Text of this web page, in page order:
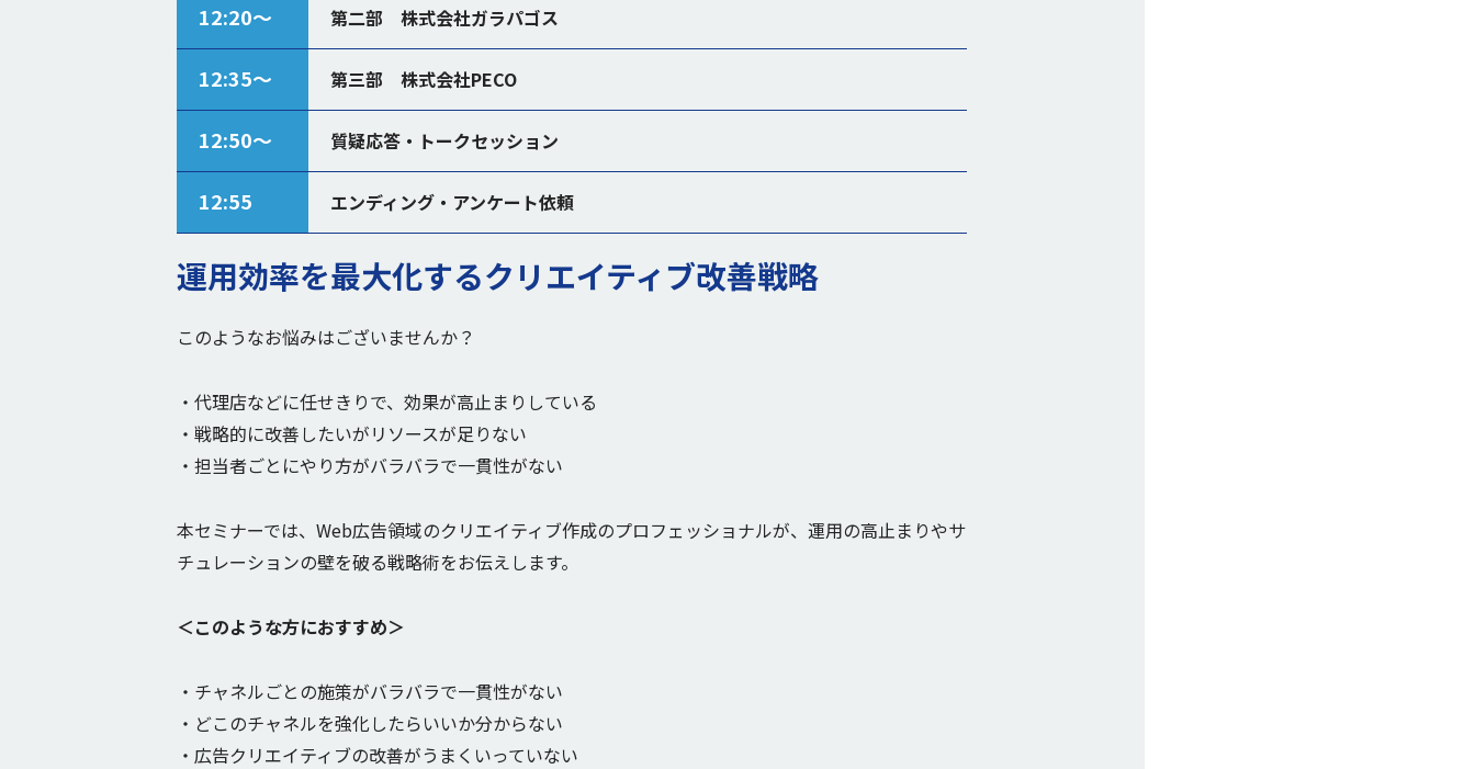
12:20〜 第二部 株式会社ガラパゴス
12:35〜 第三部 株式会社PECO
12:50〜 質疑応答・トークセッション
12:55 エンディング・アンケート依頼
運用効率を最大化するクリエイティブ改善戦略
このようなお悩みはございませんか？
・代理店などに任せきりで、効果が高止まりしている
・戦略的に改善したいがリソースが足りない
・担当者ごとにやり方がバラバラで一貫性がない
本セミナーでは、Web広告領域のクリエイティブ作成のプロフェッショナルが、運用の高止まりやサ
チュレーションの壁を破る戦略術をお伝えします。
＜このような方におすすめ＞
・チャネルごとの施策がバラバラで一貫性がない
・どこのチャネルを強化したらいいか分からない
・広告クリエイティブの改善がうまくいっていない